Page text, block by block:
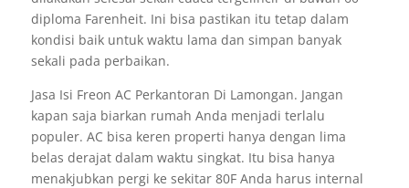
diploma Farenheit. Ini bisa pastikan itu tetap dalam
kondisi baik untuk waktu lama dan simpan banyak
sekali pada perbaikan.
Jasa Isi Freon AC Perkantoran Di Lamongan. Jangan
kapan saja biarkan rumah Anda menjadi terlalu
populer. AC bisa keren properti hanya dengan lima
belas derajat dalam waktu singkat. Itu bisa hanya
menakjubkan pergi ke sekitar 80F Anda harus internal